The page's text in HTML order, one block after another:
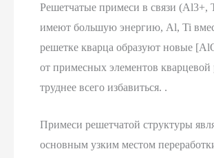
Решетчатые примеси в связи (Al3+,
имеют большую энергию, Al, Ti
решетке кварца образуют новые
от примесных элементов кварцевой
труднее всего избавиться. .
Примеси решетчатой структуры
основным узким местом